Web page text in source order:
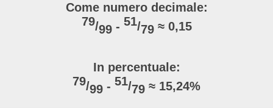
Come numero decimale:
79/99- 51/79≈ 0,15
In percentuale:
79/99 - 51/79 ≈ 15,24%